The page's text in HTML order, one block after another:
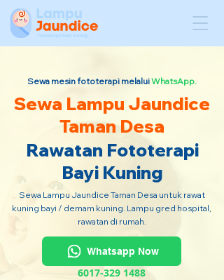
Sewa mesin fototerapi melaluiWhatsApp.
Sewa Lampu Jaundice
Taman Desa
Rawatan Fototerapi
Bayi Kuning
Sewa Lampu Jaundice Taman Desa untuk rawat
kuning bayi / demam kuning. Lampu gred hospital,
rawatan di rumah.
Whatsapp Now
6017-329 1488